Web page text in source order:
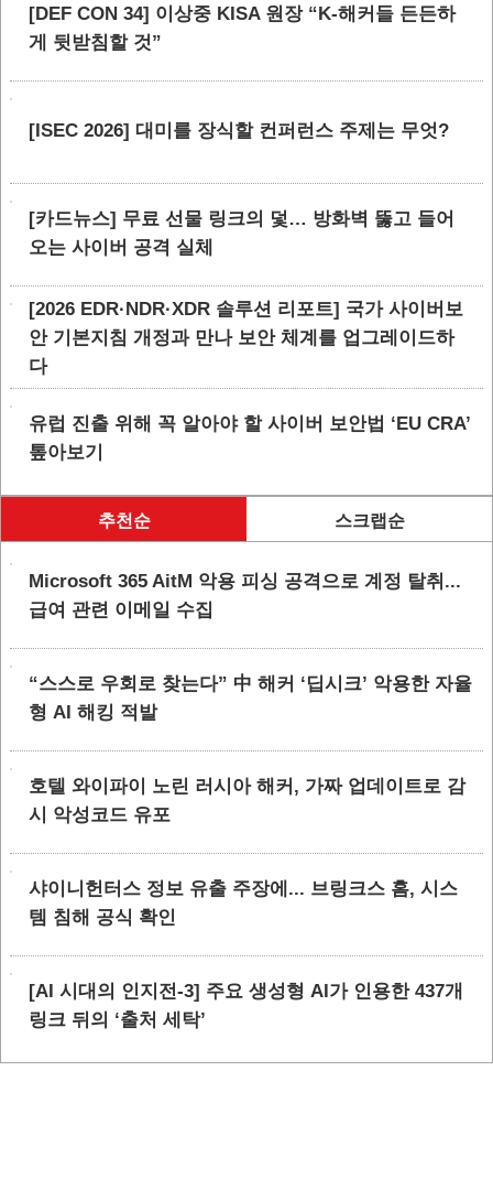
[DEF CON 34] 이상중 KISA 원장 “K-해커들 든든하
게 뒷받침할 것”
[ISEC 2026] 대미를 장식할 컨퍼런스 주제는 무엇?
[카드뉴스] 무료 선물 링크의 덫… 방화벽 뚫고 들어
오는 사이버 공격 실체
[2026 EDR·NDR·XDR 솔루션 리포트] 국가 사이버보
안 기본지침 개정과 만나 보안 체계를 업그레이드하
다
유럽 진출 위해 꼭 알아야 할 사이버 보안법 ‘EU CRA’
톺아보기
추천순 스크랩순
Microsoft 365 AitM 악용 피싱 공격으로 계정 탈취...
급여 관련 이메일 수집
“스스로 우회로 찾는다” 中 해커 ‘딥시크’ 악용한 자율
형 AI 해킹 적발
호텔 와이파이 노린 러시아 해커, 가짜 업데이트로 감
시 악성코드 유포
샤이니헌터스 정보 유출 주장에... 브링크스 홈, 시스
템 침해 공식 확인
[AI 시대의 인지전-3] 주요 생성형 AI가 인용한 437개
링크 뒤의 ‘출처 세탁’